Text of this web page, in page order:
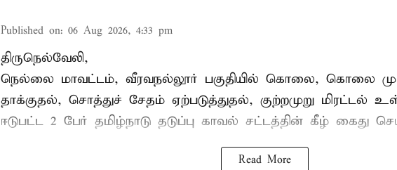
Published on: 06 Aug 2026, 4:33 pm
திருநெல்வேலி,
நெல்லை மாவட்டம், வீரவநல்லூர் பகுதியில் கொலை, கொலை
தாக்குதல், சொத்துச் சேதம் ஏற்படுத்துதல், குற்றமுறு மிரட்டல்
ஈடுபட்ட 2 பேர் தமிழ்நாடு தடுப்பு காவல் சட்டத்தின் கீழ் கைது
Read More